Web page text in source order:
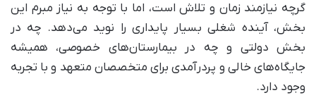
گرچه نیازمند زمان و تلاش است، اما با توجه به نیاز مبرم این
بخش، آینده شغلی بسیار پایداری را نوید می‌دهد. چه در
بخش دولتی و چه در بیمارستان‌های خصوصی، همیشه
جایگاه‌های خالی و پردرآمدی برای متخصصان متعهد و با تجربه
وجود دارد.